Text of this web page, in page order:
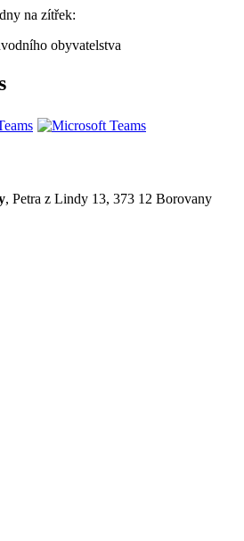
na zítřek:
obyvatelstva
, Petra z Lindy 13, 373 12 Borovany